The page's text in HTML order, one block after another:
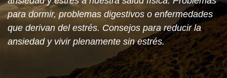
para dormir, problemas digestivos o enfermedades
que derivan del estrés. Consejos para reducir la
ansiedad y vivir plenamente sin estrés.